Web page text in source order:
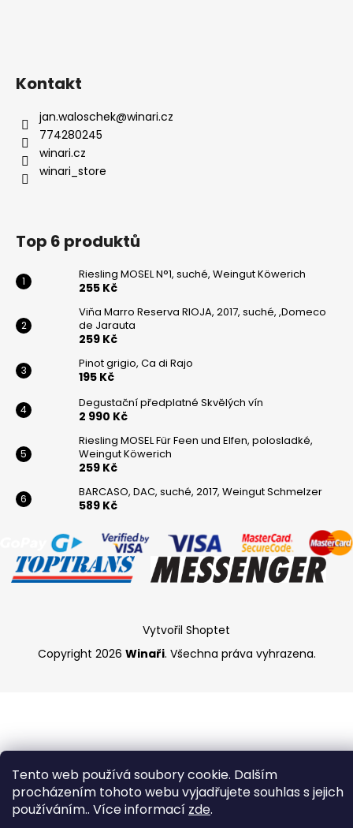
Tento web používá soubory cookie. Dalším
procházením tohoto webu vyjadřujete souhlas s jejich
používáním.. Více informací zde.
Kontakt
jan.waloschek@winari.cz
774280245
winari.cz
winari_store
Top 6 produktů
Riesling MOSEL N°1, suché, Weingut Köwerich
255 Kč
Viňa Marro Reserva RIOJA, 2017, suché, ,Domeco
de Jarauta
259 Kč
Pinot grigio, Ca di Rajo
195 Kč
Degustační předplatné Skvělých vín
2 990 Kč
Riesling MOSEL Für Feen und Elfen, polosladké,
Weingut Köwerich
259 Kč
BARCASO, DAC, suché, 2017, Weingut Schmelzer
589 Kč
Vytvořil Shoptet
Copyright 2026 Winaři. Všechna práva vyhrazena.